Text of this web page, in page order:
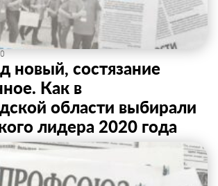
новый, состязание
Как в
области выбирали
лидера 2020 года